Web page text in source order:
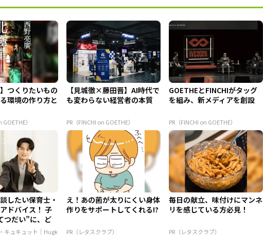
】つくりたいもの
環境の作り方と
）
【見城徹×藤田晋】AI時代で
も変わらない経営者の本質
PR（FINCHI on GOETHE）
GOETHEとFINCHIがタッグ
を組み、新メディアを創設
PR（FINCHI on GOETHE）
したい保育士・
ドバイス！ 子
つだい”に、ど
キュキュット｜Hugk
え！あの菌が太りにくい身体
作りをサポートしてくれる!?
PR（レタスクラブ）
毎日の献立、味付けにマンネ
リを感じている方必見！
PR（レタスクラブ）